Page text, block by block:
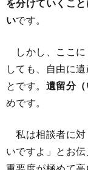
いです。
しかし、ここに
しても、自由に
とです。 遺留分
めです。
私は相談者に対
いですよ」とお